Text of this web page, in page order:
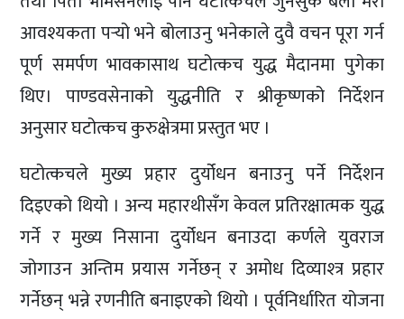
आवश्यकता पर्‍यो भने बोलाउनु भनेकाले दुवै वचन पूरा गर्न
पूर्ण समर्पण भावकासाथ घटोत्कच युद्ध मैदानमा पुगेका
थिए। पाण्डवसेनाको युद्धनीति र श्रीकृष्णको निर्देशन
अनुसार घटोत्कच कुरुक्षेत्रमा प्रस्तुत भए ।
घटोत्कचले मुख्य प्रहार दुर्योधन बनाउनु पर्ने निर्देशन
दिइएको थियो । अन्य महारथीसँग केवल प्रतिरक्षात्मक युद्ध
गर्ने र मुख्य निसाना दुर्योधन बनाउदा कर्णले युवराज
जोगाउन अन्तिम प्रयास गर्नेछन् र अमोध दिव्याश्त्र प्रहार
गर्नेछन् भन्ने रणनीति बनाइएको थियो । पूर्वनिर्धारित योजना